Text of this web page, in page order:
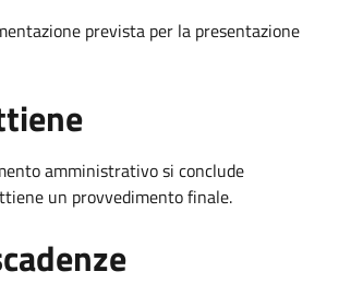
prevista per la presentazione
amministrativo si conclude
un provvedimento finale.